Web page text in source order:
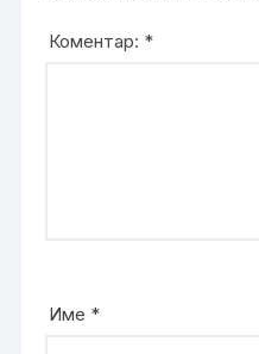
Коментар: *
Име *